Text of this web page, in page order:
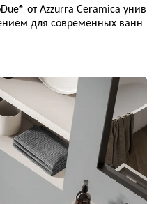
от Azzurra Ceramica унив
для современных ванн